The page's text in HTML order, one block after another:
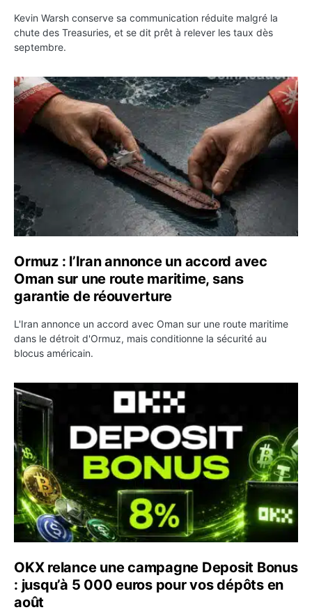
Kevin Warsh conserve sa communication réduite malgré la
chute des Treasuries, et se dit prêt à relever les taux dès
septembre.
Ormuz : l’Iran annonce un accord avec Oman sur une
Ormuz : l’Iran annonce un accord avec
Oman sur une route maritime, sans
garantie de réouverture
L'Iran annonce un accord avec Oman sur une route maritime
dans le détroit d'Ormuz, mais conditionne la sécurité au
blocus américain.
OKX relance une campagne Deposit Bonus : jusqu’à 5
OKX relance une campagne Deposit Bonus
: jusqu’à 5 000 euros pour vos dépôts en
août